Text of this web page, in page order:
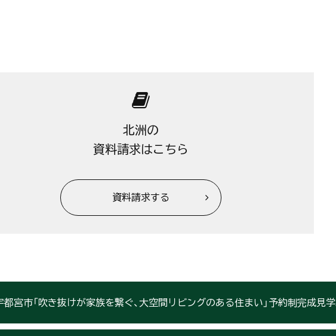
北洲の
資料請求はこちら
資料請求する
都宮市「吹き抜けが家族を繋ぐ、大空間リビングのある住まい」予約制完成見学会開催